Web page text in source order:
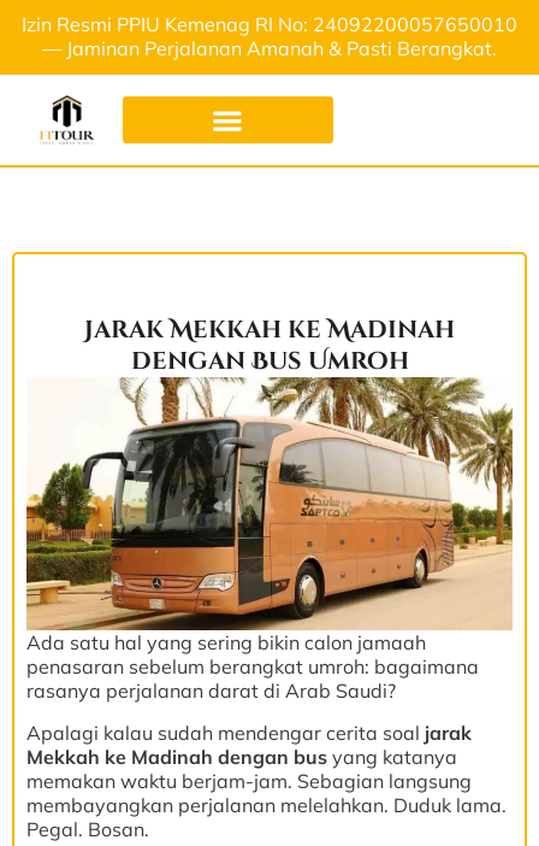
Izin Resmi PPIU Kemenag RI No: 24092200057650010
— Jaminan Perjalanan Amanah & Pasti Berangkat.
Jarak Mekkah ke Madinah
dengan Bus Umroh
Ada satu hal yang sering bikin calon jamaah
penasaran sebelum berangkat umroh: bagaimana
rasanya perjalanan darat di Arab Saudi?
Apalagi kalau sudah mendengar cerita soal jarak
Mekkah ke Madinah dengan bus yang katanya
memakan waktu berjam-jam. Sebagian langsung
membayangkan perjalanan melelahkan. Duduk lama.
Pegal. Bosan.